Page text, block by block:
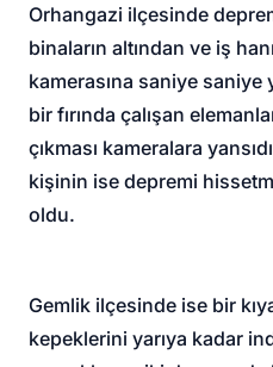
Orhangazi ilçesinde
binaların altından ve iş
kamerasına saniye saniye
bir fırında çalışan
çıkması kameralara
kişinin ise depremi
oldu.
Gemlik ilçesinde ise bir
kepeklerini yarıya kadar